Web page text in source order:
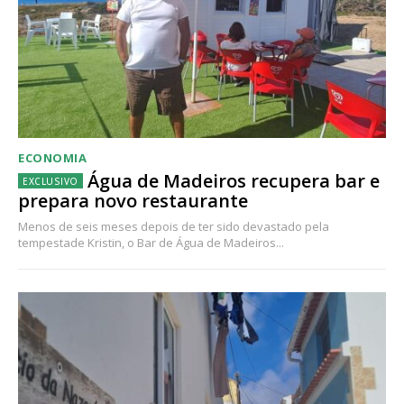
ECONOMIA
Água de Madeiros recupera bar e
prepara novo restaurante
Menos de seis meses depois de ter sido devastado pela
tempestade Kristin, o Bar de Água de Madeiros...